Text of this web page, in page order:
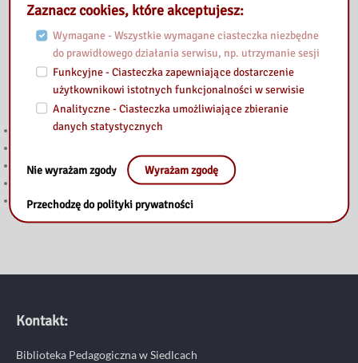
Przeczytaj
Kody do Legimi i Empik Go na sierpień
Angażujemy się w edukację emocjonalną najmłodszych
Moc wyobraźni – wystawa malarstwa Anny Krzemińskiej
Lato z Magicznym Dywanem
Kontakt:
Biblioteka Pedagogiczna w Siedlcach
Zaznacz cookies, które akceptujesz:
Wymagane - Wszystkie wymagane ciasteczka niezbędne
do prawidłowego działania serwisu, np. utrzymanie sesji
Funkcyjne - Ciasteczka zapewniające dostarczenie
użytkownikowi istotnych funkcjonalności w serwisie
Analityczne - Ciasteczka umożliwiające zbieranie
danych statystycznych
Nie wyrażam zgody Wyrażam zgodę
Przechodzę do polityki prywatności